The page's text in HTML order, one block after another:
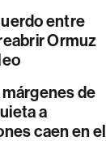
entre
Ormuz
de
a
caen en el